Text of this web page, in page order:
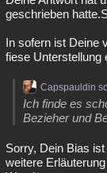
geschrieben
In sofern ist Deine
fiese Unterstellung
Capspauldin
Ich finde es
Bezieher und
Sorry, Dein Bias
weitere